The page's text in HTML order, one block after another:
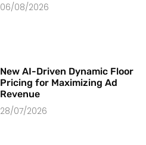
06/08/2026
New AI-Driven Dynamic Floor
Pricing for Maximizing Ad
Revenue
28/07/2026